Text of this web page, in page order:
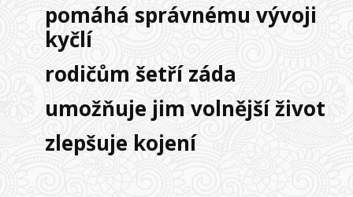
pomáhá správnému vývoji
kyčlí
rodičům šetří záda
umožňuje jim volnější život
zlepšuje kojení